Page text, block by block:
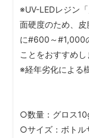
※UV-LEDレジン
面硬度のため、
に#600～#1,000
ことをおすすめし
※経年劣化による
○数量：グロス
○サイズ：ボト